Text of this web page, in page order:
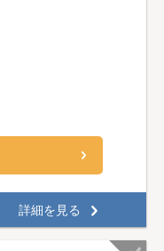
詳細を見る